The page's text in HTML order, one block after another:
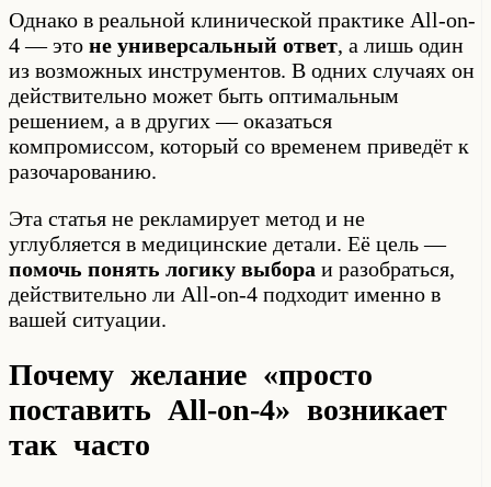
Однако в реальной клинической практике All-on-
4 — это не универсальный ответ, а лишь один
из возможных инструментов. В одних случаях он
действительно может быть оптимальным
решением, а в других — оказаться
компромиссом, который со временем приведёт к
разочарованию.
Эта статья не рекламирует метод и не
углубляется в медицинские детали. Её цель —
помочь понять логику выбора и разобраться,
действительно ли All-on-4 подходит именно в
вашей ситуации.
Почему желание «просто
поставить All-on-4» возникает
так часто